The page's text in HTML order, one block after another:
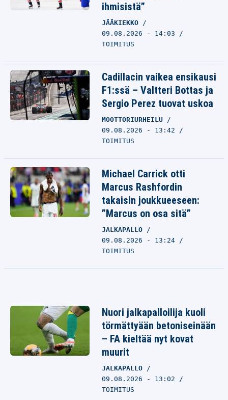
ihmisistä”
JÄÄKIEKKO
09.08.2026 - 14:03
TOIMITUS
Cadillacin vaikea ensikausi
F1:ssä – Valtteri Bottas ja
Sergio Perez tuovat uskoa
MOOTTORIURHEILU
09.08.2026 - 13:42
TOIMITUS
Michael Carrick otti
Marcus Rashfordin
takaisin joukkueeseen:
”Marcus on osa sitä”
JALKAPALLO
09.08.2026 - 13:24
TOIMITUS
Nuori jalkapalloilija kuoli
törmättyään betoniseinään
– FA kieltää nyt kovat
muurit
JALKAPALLO
09.08.2026 - 13:02
TOIMITUS